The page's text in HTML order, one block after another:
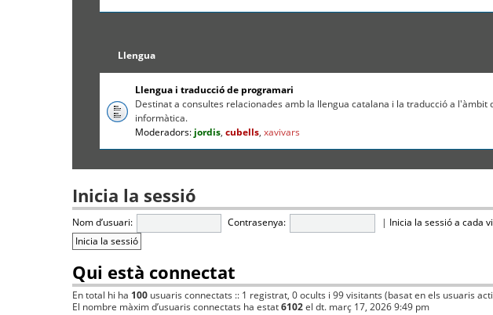
Llengua
Llengua i traducció de programari
Destinat a consultes relacionades amb la llengua catalana i la traducció a l'àmbit
informàtica.
Moderadors: jordis, cubells, xavivars
Inicia la sessió
Nom d’usuari: Contrasenya: | Inicia la sessió a cada
Qui està connectat
En total hi ha 100 usuaris connectats :: 1 registrat, 0 ocults i 99 visitants (basat en els usuaris
El nombre màxim d’usuaris connectats ha estat6102el dt. març 17, 2026 9:49 pm